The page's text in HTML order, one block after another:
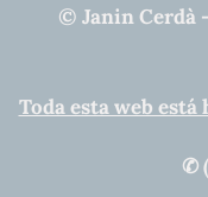
© Janin Cerdà
Toda esta web
✆